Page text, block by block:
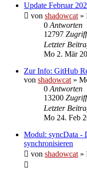
Update Februar
von shadowcat »
0 Antworten
12797
Letzter
Mo 2. Mär
Zur Info: GitHub
von shadowcat »
0 Antworten
13200
Letzter
Mo 24. Feb
Modul: syncData -
synchronisieren
von shadowcat »